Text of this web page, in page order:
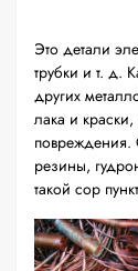
Это детали
трубки и т. д.
других
лака и
повреждения.
резины,
такой сор